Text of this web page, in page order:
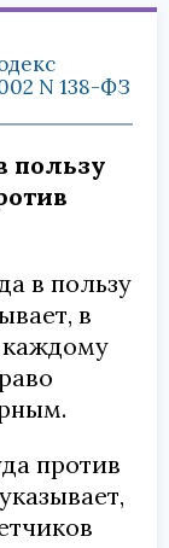
N 138-ФЗ
пользу
в пользу
в
каждому
против